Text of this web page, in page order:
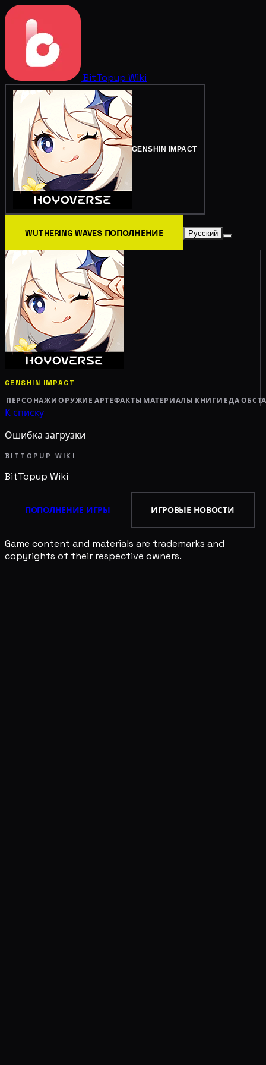
BitTopup Wiki
GENSHIN IMPACT
WUTHERING WAVES ПОПОЛНЕНИЕ Русский
GENSHIN IMPACT
ПЕРСОНАЖИ ОРУЖИЕ АРТЕФАКТЫ МАТЕРИАЛЫ КНИГИ ЕДА
К списку
Ошибка загрузки
BITTOPUP WIKI
BitTopup Wiki
ПОПОЛНЕНИЕ ИГРЫ ИГРОВЫЕ НОВОСТИ
Game content and materials are trademarks and
copyrights of their respective owners.